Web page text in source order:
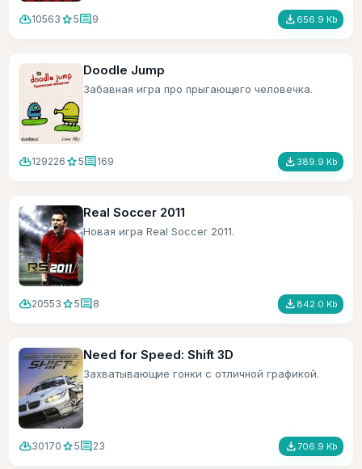
cloud_download10563 star5comment9 file_download 656.9 Kb
Doodle Jump
Забавная игра про прыгающего человечка.
cloud_download129226 star5comment169 file_download 389.9 Kb
Real Soccer 2011
Новая игра Real Soccer 2011.
cloud_download20553 star5comment8 file_download 842.0 Kb
Need for Speed: Shift 3D
Захватывающие гонки с отличной графикой.
cloud_download30170 star5comment23 file_download706.9 Kb